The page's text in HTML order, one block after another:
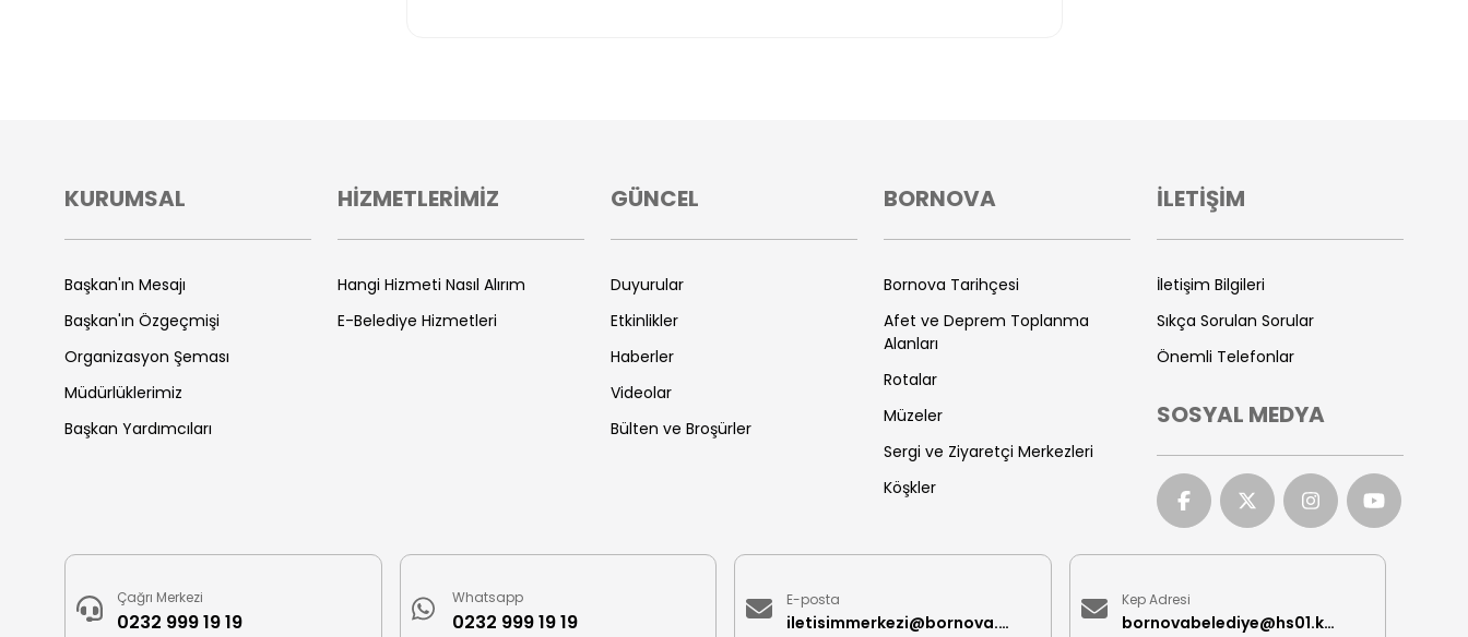
KURUMSAL
Başkan'ın Mesajı
Başkan'ın Özgeçmişi
Organizasyon Şeması
Müdürlüklerimiz
Başkan Yardımcıları
HİZMETLERİMİZ
Hangi Hizmeti Nasıl Alırım
E-Belediye Hizmetleri
GÜNCEL
Duyurular
Etkinlikler
Haberler
Videolar
Bülten ve Broşürler
BORNOVA
Bornova Tarihçesi
Afet ve Deprem Toplanma
Alanları
Rotalar
Müzeler
Sergi ve Ziyaretçi Merkezleri
Köşkler
İLETİŞİM
İletişim Bilgileri
Sıkça Sorulan Sorular
Önemli Telefonlar
SOSYAL MEDYA
Çağrı Merkezi
0232 999 19 19
Whatsapp
0232 999 19 19
E-posta
iletisimmerkezi@bornova.bel.tr
Kep Adresi
bornovabelediye@hs01.kep.tr